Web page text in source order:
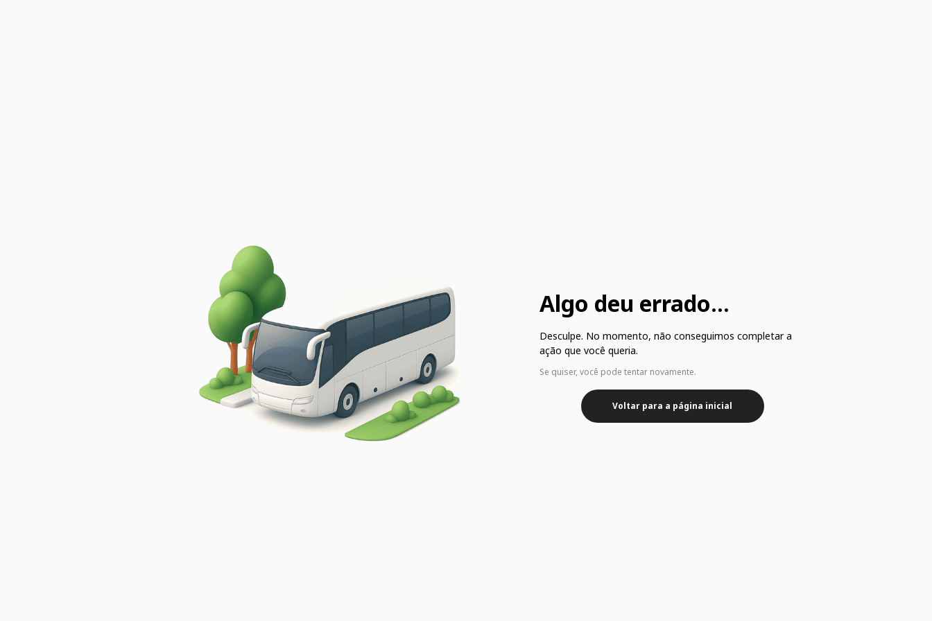
Algo deu errado...
Desculpe. No momento, não conseguimos completar a
ação que você queria.
Se quiser, você pode tentar novamente.
Voltar para a página inicial